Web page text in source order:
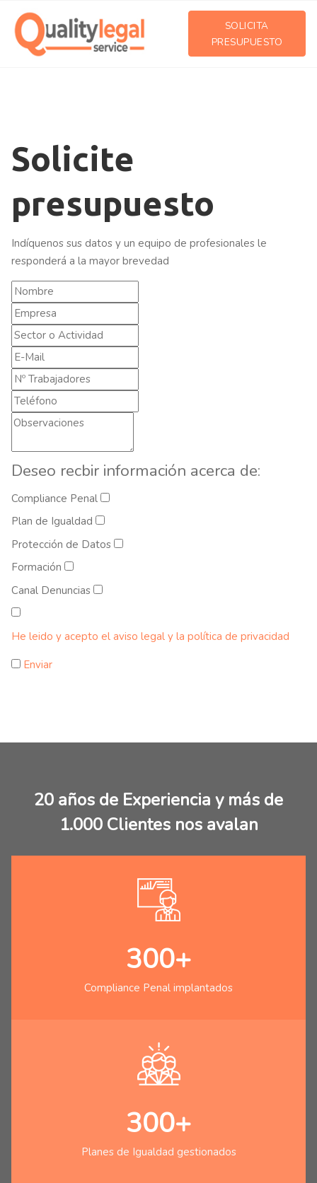
SOLICITA
PRESUPUESTO
Solicite
presupuesto
Indíquenos sus datos y un equipo de profesionales le
responderá a la mayor brevedad
Deseo recbir información acerca de:
Compliance Penal
Plan de Igualdad
Protección de Datos
Formación
Canal Denuncias
He leido y acepto el aviso legal y la política de privacidad
Enviar
20 años de Experiencia y más de
1.000 Clientes nos avalan
300+
Compliance Penal implantados
300+
Planes de Igualdad gestionados